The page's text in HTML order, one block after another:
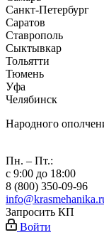
Санкт-Петербург
Саратов
Ставрополь
Сыктывкар
Тольятти
Тюмень
Уфа
Челябинск
Народного
Пн. – Пт.:
с 9:00 до 18:00
8 (800) 350-09-96
Запросить КП
Войти